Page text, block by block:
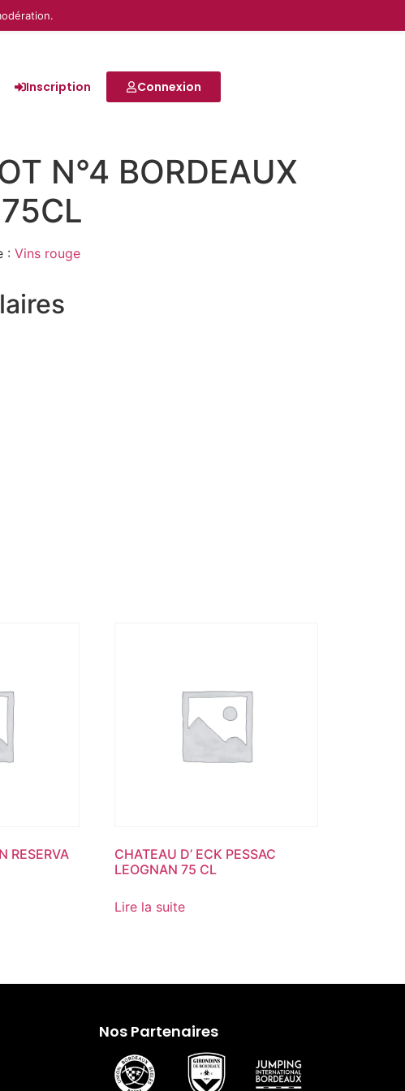
Inscription Connexion
N°4 BORDEAUX
: Vins rouge
RESERVA
CHATEAU D’ ECK PESSAC
LEOGNAN 75 CL
Lire la suite
Nos Partenaires